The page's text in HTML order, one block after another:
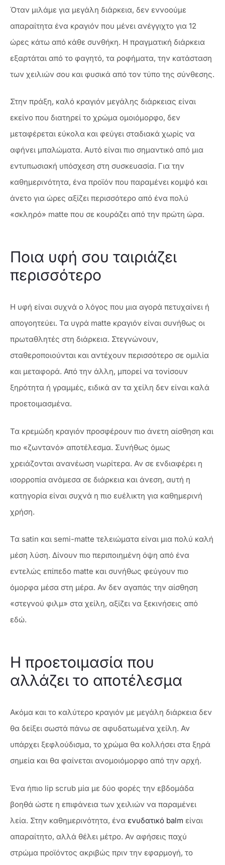
Όταν μιλάμε για μεγάλη διάρκεια, δεν εννοούμε
απαραίτητα ένα κραγιόν που μένει ανέγγιχτο για 12
ώρες κάτω από κάθε συνθήκη. Η πραγματική διάρκεια
εξαρτάται από το φαγητό, τα ροφήματα, την κατάσταση
των χειλιών σου και φυσικά από τον τύπο της σύνθεσης.
Στην πράξη, καλό κραγιόν μεγάλης διάρκειας είναι
εκείνο που διατηρεί το χρώμα ομοιόμορφο, δεν
μεταφέρεται εύκολα και φεύγει σταδιακά χωρίς να
αφήνει μπαλώματα. Αυτό είναι πιο σημαντικό από μια
εντυπωσιακή υπόσχεση στη συσκευασία. Για την
καθημερινότητα, ένα προϊόν που παραμένει κομψό και
άνετο για ώρες αξίζει περισσότερο από ένα πολύ
«σκληρό» matte που σε κουράζει από την πρώτη ώρα.
Ποια υφή σου ταιριάζει
περισσότερο
Η υφή είναι συχνά ο λόγος που μια αγορά πετυχαίνει ή
απογοητεύει. Τα υγρά matte κραγιόν είναι συνήθως οι
πρωταθλητές στη διάρκεια. Στεγνώνουν,
σταθεροποιούνται και αντέχουν περισσότερο σε ομιλία
και μεταφορά. Από την άλλη, μπορεί να τονίσουν
ξηρότητα ή γραμμές, ειδικά αν τα χείλη δεν είναι καλά
προετοιμασμένα.
Τα κρεμώδη κραγιόν προσφέρουν πιο άνετη αίσθηση και
πιο «ζωντανό» αποτέλεσμα. Συνήθως όμως
χρειάζονται ανανέωση νωρίτερα. Αν σε ενδιαφέρει η
ισορροπία ανάμεσα σε διάρκεια και άνεση, αυτή η
κατηγορία είναι συχνά η πιο ευέλικτη για καθημερινή
χρήση.
Τα satin και semi-matte τελειώματα είναι μια πολύ καλή
μέση λύση. Δίνουν πιο περιποιημένη όψη από ένα
εντελώς επίπεδο matte και συνήθως φεύγουν πιο
όμορφα μέσα στη μέρα. Αν δεν αγαπάς την αίσθηση
«στεγνού φιλμ» στα χείλη, αξίζει να ξεκινήσεις από
εδώ.
Η προετοιμασία που
αλλάζει το αποτέλεσμα
Ακόμα και το καλύτερο κραγιόν με μεγάλη διάρκεια δεν
θα δείξει σωστά πάνω σε αφυδατωμένα χείλη. Αν
υπάρχει ξεφλούδισμα, το χρώμα θα κολλήσει στα ξηρά
σημεία και θα φαίνεται ανομοιόμορφο από την αρχή.
Ένα ήπιο lip scrub μία με δύο φορές την εβδομάδα
βοηθά ώστε η επιφάνεια των χειλιών να παραμένει
λεία. Στην καθημερινότητα, ένα ενυδατικό balm είναι
απαραίτητο, αλλά θέλει μέτρο. Αν αφήσεις παχύ
στρώμα προϊόντος ακριβώς πριν την εφαρμογή, το